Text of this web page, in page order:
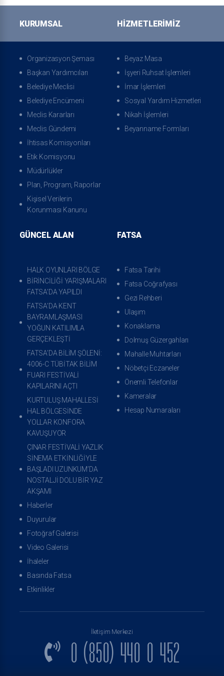
KURUMSAL
Organizasyon Şeması
Başkan Yardımcıları
Belediye Meclisi
Belediye Encümeni
Meclis Kararları
Meclis Gündemi
İhtisas Komisyonları
Etik Komisyonu
Müdürlükler
Plan, Program, Raporlar
Kişisel Verilerin
Korunması Kanunu
HIZMETLERIMIZ
Beyaz Masa
İşyeri Ruhsat İşlemleri
İmar İşlemleri
Sosyal Yardım Hizmetleri
Nikah İşlemleri
Beyanname Formları
GÜNCEL ALAN
HALK OYUNLARI BÖLGE
BİRİNCİLİĞİ YARIŞMALARI
FATSA’DA YAPILDI
FATSA’DA KENT
BAYRAMLAŞMASI
YOĞUN KATILIMLA
GERÇEKLEŞTİ
FATSA’DA BİLİM ŞÖLENİ:
4006-C TÜBİTAK BİLİM
FUARI FESTİVALİ
KAPILARINI AÇTI
KURTULUŞ MAHALLESİ
HAL BÖLGESİNDE
YOLLAR KONFORA
KAVUŞUYOR
ÇINAR FESTİVALİ YAZLIK
SİNEMA ETKİNLİĞİYLE
BAŞLADI UZUNKUM’DA
NOSTALJİ DOLU BİR YAZ
AKŞAMI
Haberler
Duyurular
Fotoğraf Galerisi
Video Galerisi
İhaleler
Basında Fatsa
Etkinlikler
FATSA
Fatsa Tarihi
Fatsa Coğrafyası
Gezi Rehberi
Ulaşım
Konaklama
Dolmuş Güzergahları
Mahalle Muhtarları
Nöbetçi Eczaneler
Önemli Telefonlar
Kameralar
Hesap Numaraları
İletişim Merkezi
0 (850) 440 0 452